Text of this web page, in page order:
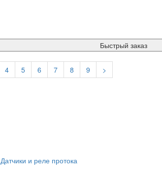
Быстрый заказ
4 5 6 7 8 9
>
Датчики и реле протока